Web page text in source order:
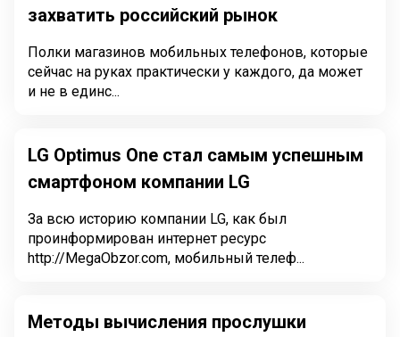
захватить российский рынок
Полки магазинов мобильных телефонов, которые
сейчас на руках практически у каждого, да может
и не в единс...
LG Optimus One стал самым успешным
смартфоном компании LG
За всю историю компании LG, как был
проинформирован интернет ресурс
http://MegaObzor.com, мобильный телеф...
Методы вычисления прослушки